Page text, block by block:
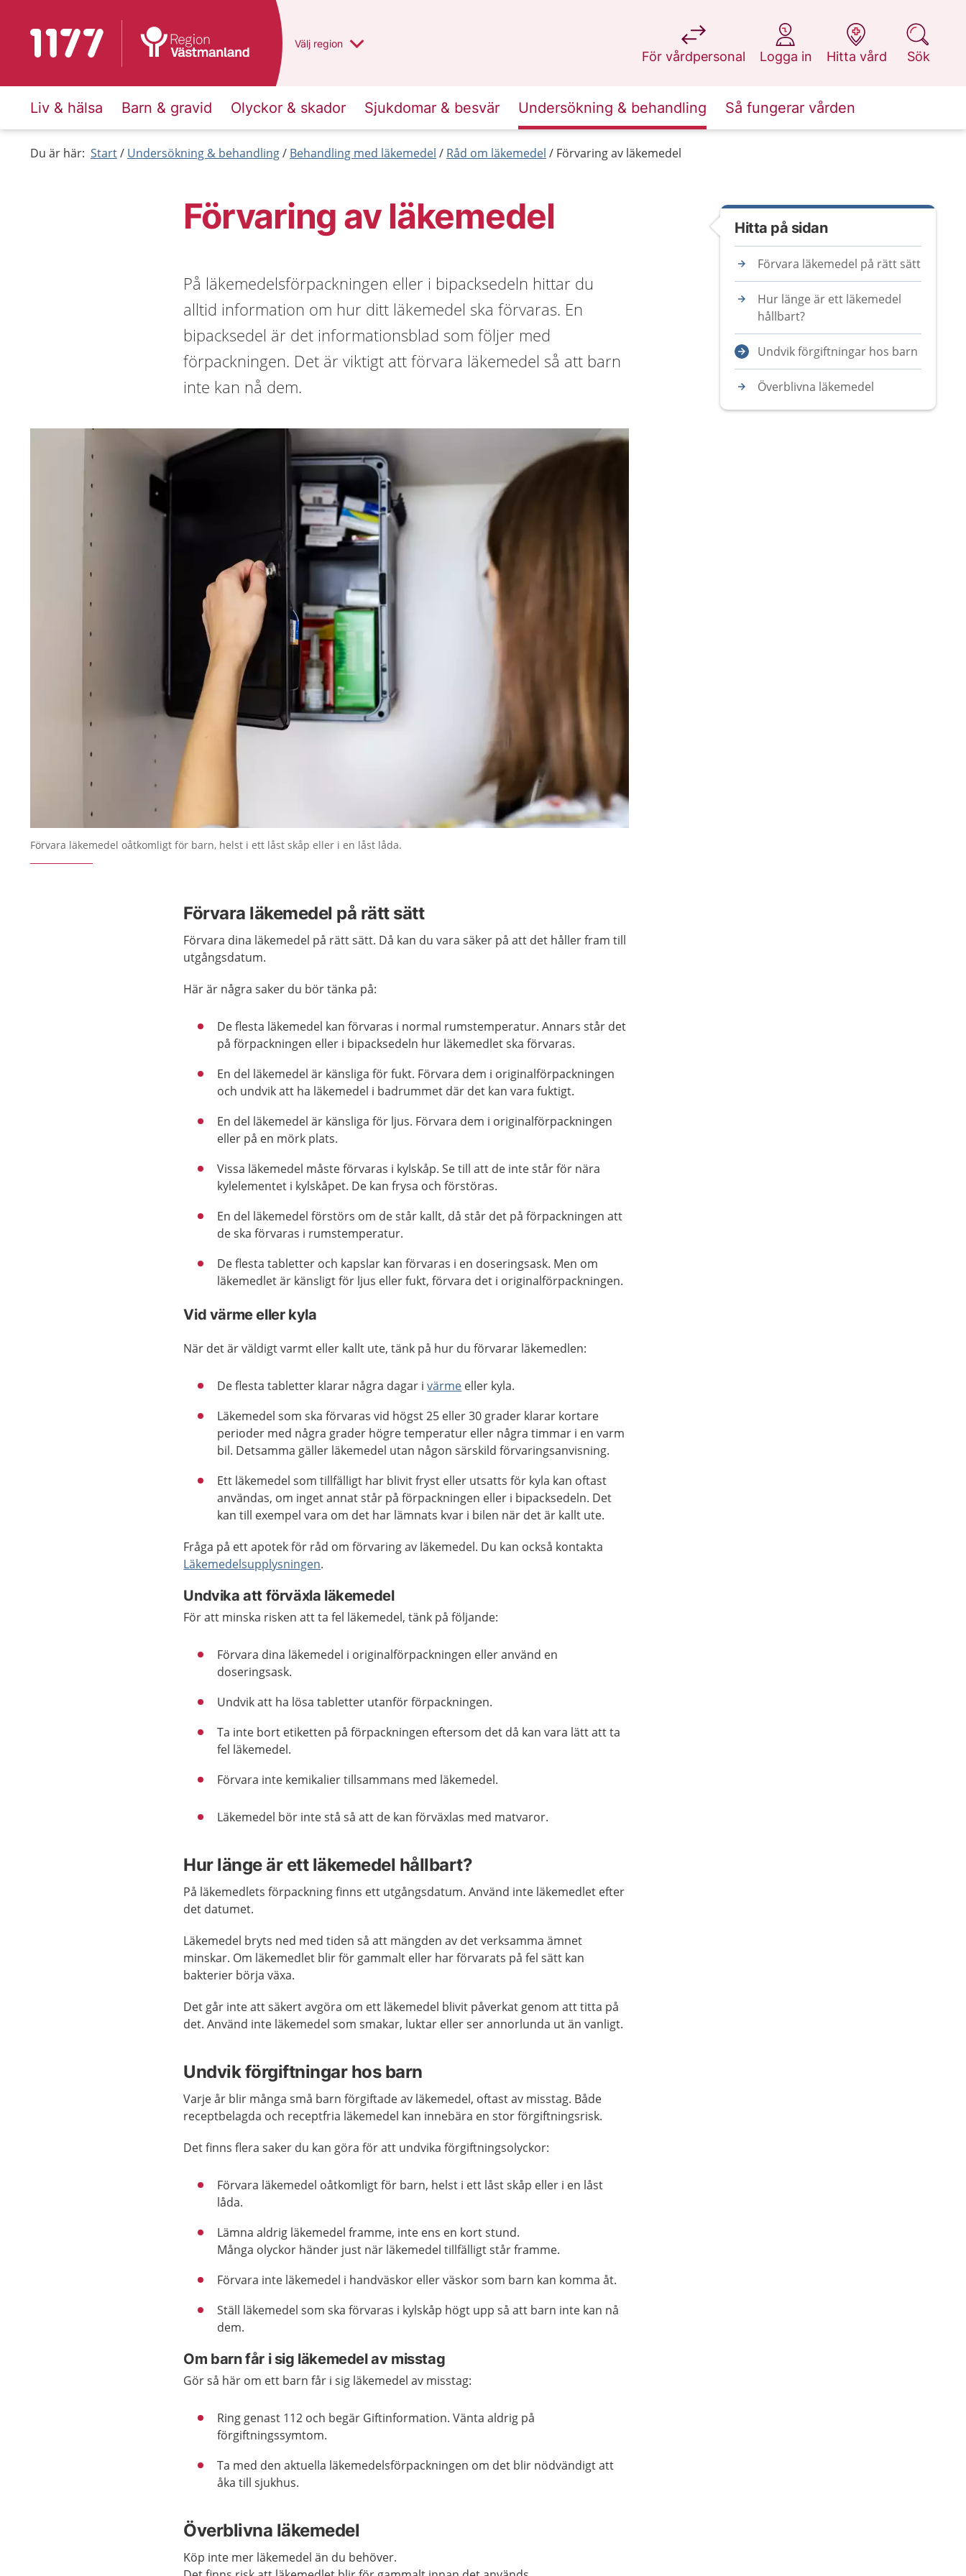
Till startsidan för 1177 Du har valt region
Välj en annan
region
För vårdpersonal
på 1177.se
Logga in
på 1177.se
Hitta vård
på 1177.se
Sök
på 1177.se
Liv & hälsa Barn & gravid Olyckor & skador Sjukdomar & besvär Undersökning & behandling Så fungerar vården
Du är här: Start Undersökning & behandling Behandling med läkemedel Råd om läkemedel Förvaring av läkemedel
Förvaring av läkemedel
På läkemedelsförpackningen eller i bipacksedeln hittar du
alltid information om hur ditt läkemedel ska förvaras. En
bipacksedel är det informationsblad som följer med
förpackningen. Det är viktigt att förvara läkemedel så att barn
inte kan nå dem.
Förvara läkemedel oåtkomligt för barn, helst i ett låst skåp eller i en låst låda.
Förvara läkemedel på rätt sätt
Förvara dina läkemedel på rätt sätt. Då kan du vara säker på att det håller fram till
utgångsdatum.
Här är några saker du bör tänka på:
De flesta läkemedel kan förvaras i normal rumstemperatur. Annars står det
på förpackningen eller i bipacksedeln hur läkemedlet ska förvaras.
En del läkemedel är känsliga för fukt. Förvara dem i originalförpackningen
och undvik att ha läkemedel i badrummet där det kan vara fuktigt.
En del läkemedel är känsliga för ljus. Förvara dem i originalförpackningen
eller på en mörk plats.
Vissa läkemedel måste förvaras i kylskåp. Se till att de inte står för nära
kylelementet i kylskåpet. De kan frysa och förstöras.
En del läkemedel förstörs om de står kallt, då står det på förpackningen att
de ska förvaras i rumstemperatur.
De flesta tabletter och kapslar kan förvaras i en doseringsask. Men om
läkemedlet är känsligt för ljus eller fukt, förvara det i originalförpackningen.
Vid värme eller kyla
När det är väldigt varmt eller kallt ute, tänk på hur du förvarar läkemedlen:
De flesta tabletter klarar några dagar ivärme eller kyla.
Läkemedel som ska förvaras vid högst 25 eller 30 grader klarar kortare
perioder med några grader högre temperatur eller några timmar i en varm
bil. Detsamma gäller läkemedel utan någon särskild förvaringsanvisning.
Ett läkemedel som tillfälligt har blivit fryst eller utsatts för kyla kan oftast
användas, om inget annat står på förpackningen eller i bipacksedeln. Det
kan till exempel vara om det har lämnats kvar i bilen när det är kallt ute.
Fråga på ett apotek för råd om förvaring av läkemedel. Du kan också kontakta
Läkemedelsupplysningen.
Undvika att förväxla läkemedel
För att minska risken att ta fel läkemedel, tänk på följande:
Förvara dina läkemedel i originalförpackningen eller använd en
doseringsask.
Undvik att ha lösa tabletter utanför förpackningen.
Ta inte bort etiketten på förpackningen eftersom det då kan vara lätt att ta
fel läkemedel.
Förvara inte kemikalier tillsammans med läkemedel.
Läkemedel bör inte stå så att de kan förväxlas med matvaror.
Hur länge är ett läkemedel hållbart?
På läkemedlets förpackning finns ett utgångsdatum. Använd inte läkemedlet efter
det datumet.
Läkemedel bryts ned med tiden så att mängden av det verksamma ämnet
minskar. Om läkemedlet blir för gammalt eller har förvarats på fel sätt kan
bakterier börja växa.
Det går inte att säkert avgöra om ett läkemedel blivit påverkat genom att titta på
det. Använd inte läkemedel som smakar, luktar eller ser annorlunda ut än vanligt.
Undvik förgiftningar hos barn
Varje år blir många små barn förgiftade av läkemedel, oftast av misstag. Både
receptbelagda och receptfria läkemedel kan innebära en stor förgiftningsrisk.
Det finns flera saker du kan göra för att undvika förgiftningsolyckor:
Förvara läkemedel oåtkomligt för barn, helst i ett låst skåp eller i en låst
låda.
Lämna aldrig läkemedel framme, inte ens en kort stund.
Många olyckor händer just när läkemedel tillfälligt står framme.
Förvara inte läkemedel i handväskor eller väskor som barn kan komma åt.
Ställ läkemedel som ska förvaras i kylskåp högt upp så att barn inte kan nå
dem.
Om barn får i sig läkemedel av misstag
Gör så här om ett barn får i sig läkemedel av misstag:
Ring genast 112 och begär Giftinformation. Vänta aldrig på
förgiftningssymtom.
Ta med den aktuella läkemedelsförpackningen om det blir nödvändigt att
åka till sjukhus.
Överblivna läkemedel
Köp inte mer läkemedel än du behöver.
Hitta på sidan
Förvara läkemedel på rätt sätt
Hur länge är ett läkemedel
hållbart?
Undvik förgiftningar hos barn
Överblivna läkemedel